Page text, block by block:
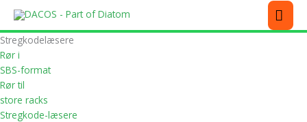
indholdet
Stregkodelæsere
Rør i
SBS-format
Rør til
store racks
Stregkode-læsere